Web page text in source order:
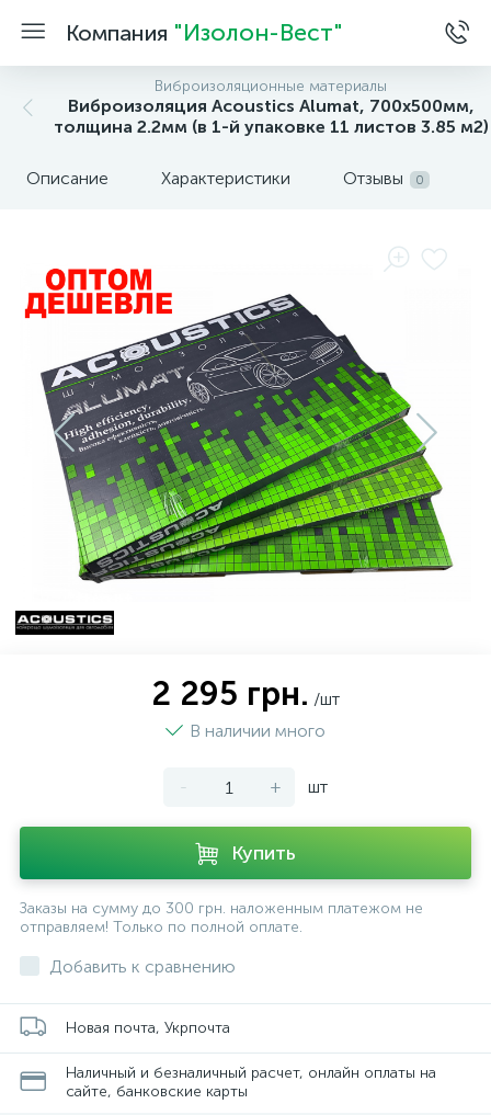
Компания "Изолон-Вест"
Виброизоляционные материалы
Виброизоляция Acoustics Alumat, 700x500мм,
толщина 2.2мм (в 1-й упаковке 11 листов 3.85 м2)
Описание Характеристики Отзывы 0
2 295 грн. /шт
В наличии много
- + шт
Купить
Заказы на сумму до 300 грн. наложенным платежом не
отправляем! Только по полной оплате.
Добавить к сравнению
Новая почта, Укрпочта
Наличный и безналичный расчет, онлайн оплаты на
сайте, банковские карты